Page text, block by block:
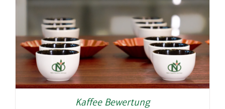
Kaffee Bewertung